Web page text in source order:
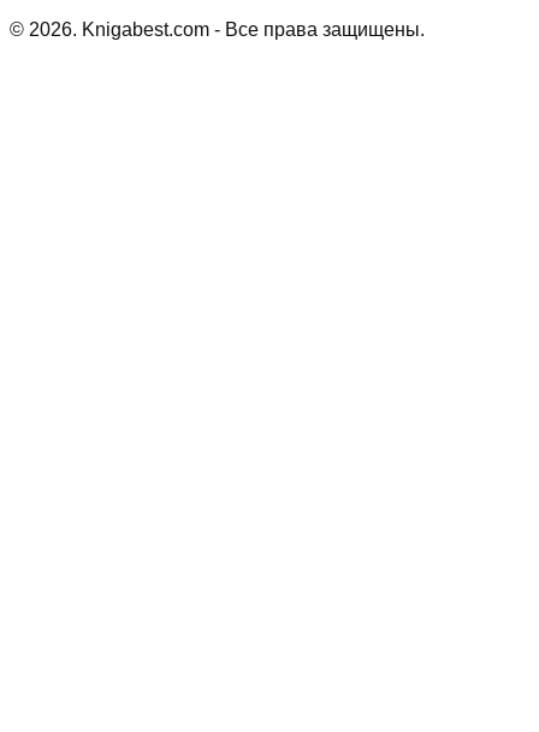
© 2026. Knigabest.com - Все права защищены.